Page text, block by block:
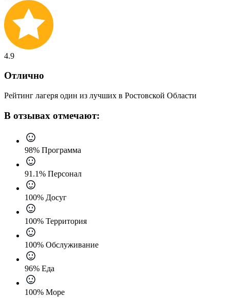
4.9
Отлично
Рейтинг лагеря один из лучших в Ростовской Области
В отзывах отмечают:
98% Программа
91.1% Персонал
100% Досуг
100% Территория
100% Обслуживание
96% Еда
100% Море